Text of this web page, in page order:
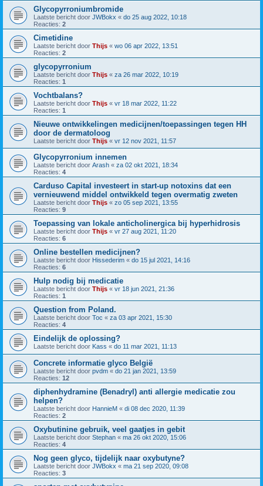
Glycopyrroniumbromide
Laatste bericht door JWBokx « do 25 aug 2022, 10:18
Reacties: 2
Cimetidine
Laatste bericht door Thijs « wo 06 apr 2022, 13:51
Reacties: 2
glycopyrronium
Laatste bericht door Thijs « za 26 mar 2022, 10:19
Reacties: 1
Vochtbalans?
Laatste bericht door Thijs « vr 18 mar 2022, 11:22
Reacties: 1
Nieuwe ontwikkelingen medicijnen/toepassingen tegen HH
door de dermatoloog
Laatste bericht door Thijs « vr 12 nov 2021, 11:57
Glycopyrronium innemen
Laatste bericht door Arash « za 02 okt 2021, 18:34
Reacties: 4
Carduso Capital investeert in start-up notoxins dat een
vernieuwend middel ontwikkeld tegen overmatig zweten
Laatste bericht door Thijs « zo 05 sep 2021, 13:55
Reacties: 9
Toepassing van lokale anticholinergica bij hyperhidrosis
Laatste bericht door Thijs « vr 27 aug 2021, 11:20
Reacties: 6
Online bestellen medicijnen?
Laatste bericht door Hissederim « do 15 jul 2021, 14:16
Reacties: 6
Hulp nodig bij medicatie
Laatste bericht door Thijs « vr 18 jun 2021, 21:36
Reacties: 1
Question from Poland.
Laatste bericht door Toc « za 03 apr 2021, 15:30
Reacties: 4
Eindelijk de oplossing?
Laatste bericht door Kass « do 11 mar 2021, 11:13
Concrete informatie glyco België
Laatste bericht door pvdm « do 21 jan 2021, 13:59
Reacties: 12
diphenhydramine (Benadryl) anti allergie medicatie zou
helpen?
Laatste bericht door HannieM « di 08 dec 2020, 11:39
Reacties: 2
Oxybutinine gebruik, veel gaatjes in gebit
Laatste bericht door Stephan « ma 26 okt 2020, 15:06
Reacties: 4
Nog geen glyco, tijdelijk naar oxybutyne?
Laatste bericht door JWBokx « ma 21 sep 2020, 09:08
Reacties: 3